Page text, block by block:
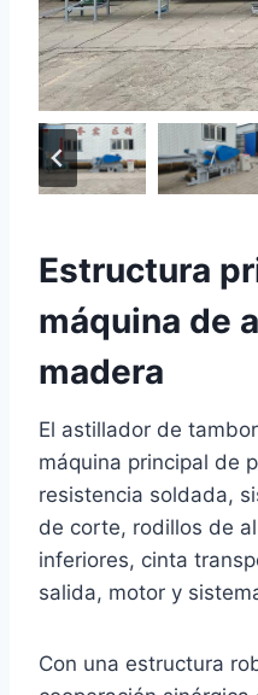
Estructura
máquina de
madera
El astillador de
máquina principal de
resistencia soldada,
de corte, rodillos de
inferiores, cinta
salida, motor y
Con una estructura